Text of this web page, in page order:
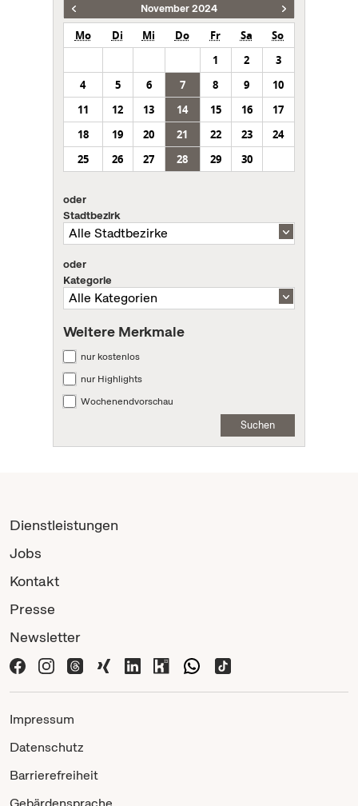
November 2024
Mo Di Mi Do Fr Sa
So
1
2
3
4
5 6 7 8 9
10
11
12 13 14 15 16
17
18
19 20 21 22 23
24
25
26 27 28 29 30
oder
Stadtbezirk
oder
Kategorie
Weitere Merkmale
nur kostenlos
nur Highlights
Wochenendvorschau
Suchen
Dienstleistungen
Jobs
Kontakt
Presse
Newsletter
Impressum
Datenschutz
Barrierefreiheit